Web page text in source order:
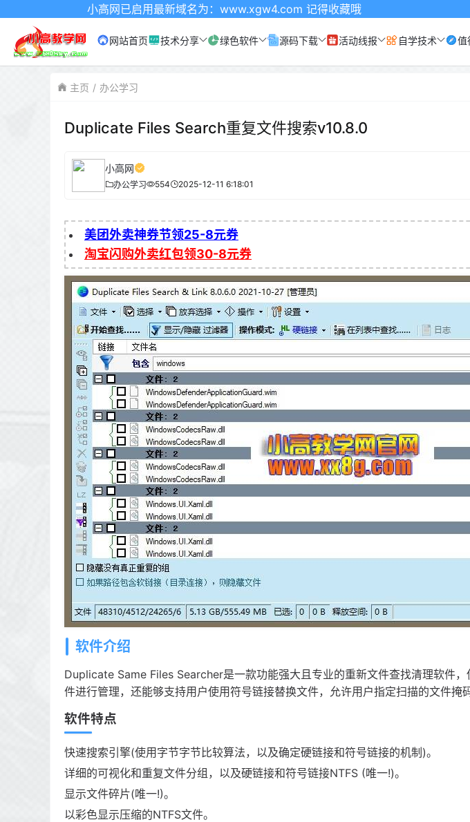
小高网已启用最新域名为：www.xgw4.com 记得收藏哦
网站首页 技术分享 绿色软件 源码下载 活动线报 自学技术 值
主页 办公学习
Duplicate Files Search重复文件搜索v10.8.0
小高网
办公学习 554 2025-12-11 6:18:01
美团外卖神券节领25-8元券
淘宝闪购外卖红包领30-8元券
软件介绍
Duplicate Same Files Searcher是一款功能强大且专业的重新文件查找清理软件
件进行管理，还能够支持用户使用符号链接替换文件，允许用户指定扫描的文件掩码
软件特点
快速搜索引擎(使用字节字节比较算法，以及确定硬链接和符号链接的机制)。
详细的可视化和重复文件分组，以及硬链接和符号链接NTFS (唯一!)。
显示文件碎片(唯一!)。
以彩色显示压缩的NTFS文件。